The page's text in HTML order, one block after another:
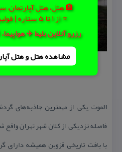
🏨 هتل، هتل آپارتمان،
⭐ از 1 تا 5 ستاره | فولبرد | نزدیک حرم
رزرو آنلاین بلیط ✈️
مشاهده هتل و هتل‌
الموت یكی از مهمترین جاذبه‌های
فاصله نزدیكی از كلان شهر تهران
با بافت تاریخی قزوین همیشه دارای